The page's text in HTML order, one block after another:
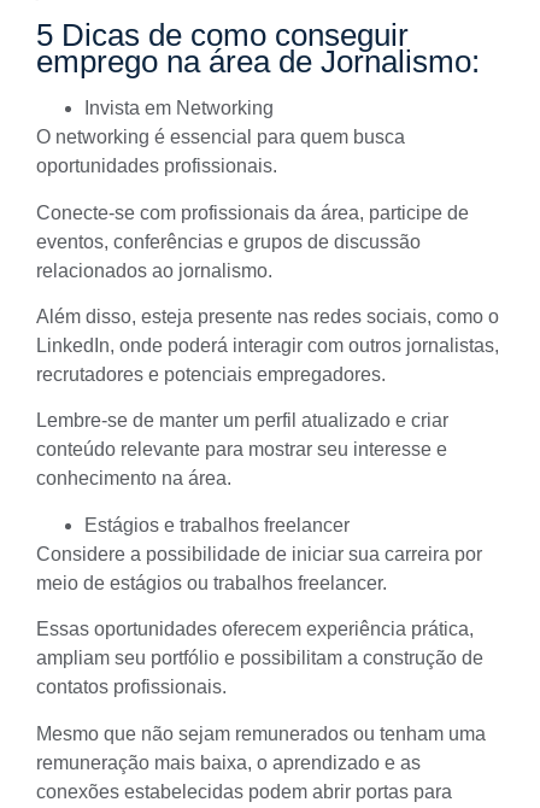
5 Dicas de como conseguir
emprego na área de Jornalismo:
Invista em Networking
O networking é essencial para quem busca
oportunidades profissionais.
Conecte-se com profissionais da área, participe de
eventos, conferências e grupos de discussão
relacionados ao jornalismo.
Além disso, esteja presente nas redes sociais, como o
LinkedIn, onde poderá interagir com outros jornalistas,
recrutadores e potenciais empregadores.
Lembre-se de manter um perfil atualizado e criar
conteúdo relevante para mostrar seu interesse e
conhecimento na área.
Estágios e trabalhos freelancer
Considere a possibilidade de iniciar sua carreira por
meio de estágios ou trabalhos freelancer.
Essas oportunidades oferecem experiência prática,
ampliam seu portfólio e possibilitam a construção de
contatos profissionais.
Mesmo que não sejam remunerados ou tenham uma
remuneração mais baixa, o aprendizado e as
conexões estabelecidas podem abrir portas para